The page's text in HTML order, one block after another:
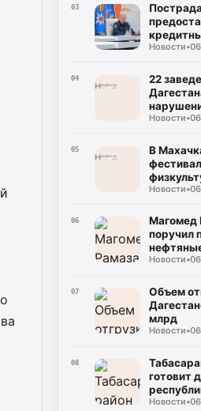
03
Новости•
04
22
Новости•
05
В
Новости•
06
Магомед
поручил
Новости•
07
Объем
млрд
Новости•
08
готовит
турнира
Новости•